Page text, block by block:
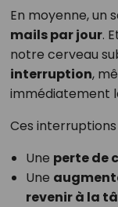
En moyenne, un
mails par jour.
notre cerveau
interruption,
immédiatement
Ces
Une perte de
Une
revenir à la